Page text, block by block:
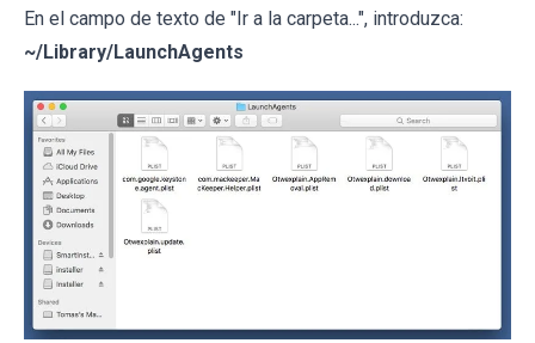
En el campo de texto de "Ir a la carpeta...", introduzca:
~/Library/LaunchAgents